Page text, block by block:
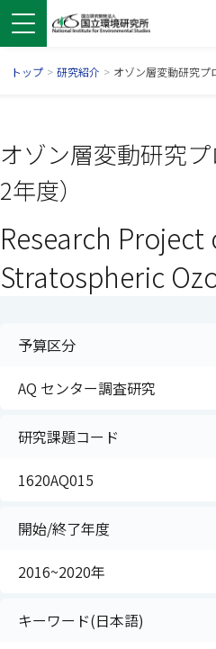
トップ > 研究紹介 > オゾン層変動研究プ
オゾン層変動研究
2年度）
Research Project
Stratospheric
予算区分
AQ センター調査研究
研究課題コード
1620AQ015
開始/終了年度
2016~2020年
キーワード(日本語)